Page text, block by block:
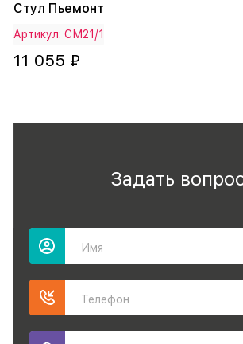
Стул Пьемонт
Артикул: СМ21/1
11 055 ₽
Задать
Имя
Телефон